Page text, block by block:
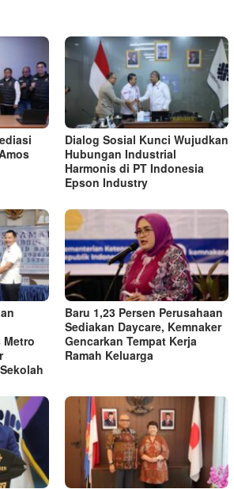
Dialog Sosial Kunci Wujudkan
Hubungan Industrial
Harmonis di PT Indonesia
Epson Industry
Metro
Baru 1,23 Persen Perusahaan
Sediakan Daycare, Kemnaker
Gencarkan Tempat Kerja
Ramah Keluarga